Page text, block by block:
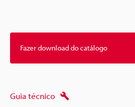
Fazer download do catálogo
Guia técnico